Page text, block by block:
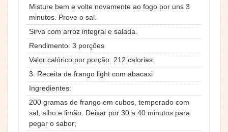
Misture bem e volte novamente ao fogo por uns 3
minutos. Prove o sal.
Sirva com arroz integral e salada.
Rendimento: 3 porções
Valor calórico por porção: 212 calorias
3. Receita de frango light com abacaxi
Ingredientes:
200 gramas de frango em cubos, temperado com
sal, alho e limão. Deixar por 30 a 40 minutos para
pegar o sabor;